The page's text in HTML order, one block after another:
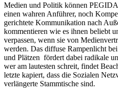
Medien und Politik können
einen wahren Anführer, noch
gerichtete Kommunikation nach
kommentieren wie es ihnen beliebt
verpassen, wenn sie von
werden. Das diffuse Rampenlicht
und Plätzen fördert dabei radikale
wer am lautesten schreit, findet
letzte kapiert, dass die Sozialen
verlängerte Stammtische sind.